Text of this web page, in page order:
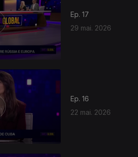
Ep. 17
29 mai. 2026
Ep. 16
22 mai. 2026